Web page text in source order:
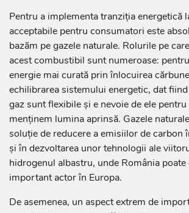
Pentru a implementa tranziția energetică
acceptabile pentru consumatori este
bazăm pe gazele naturale. Rolurile pe
acest combustibil sunt numeroase:
energie mai curată prin înlocuirea
echilibrarea sistemului energetic, dat
gaz sunt flexibile și e nevoie de ele
menținem lumina aprinsă. Gazele
soluție de reducere a emisiilor de carbon
și în dezvoltarea unor tehnologii ale
hidrogenul albastru, unde România poate
important actor în Europa.
De asemenea, un aspect extrem de